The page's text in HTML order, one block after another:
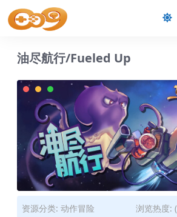
油尽航行/Fueled Up
资源分类: 动作冒险
浏览热度: